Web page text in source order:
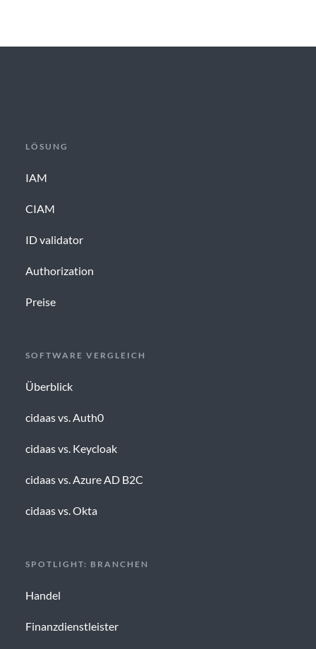
LÖSUNG
IAM
CIAM
ID validator
Authorization
Preise
SOFTWARE VERGLEICH
Überblick
cidaas vs. Auth0
cidaas vs. Keycloak
cidaas vs. Azure AD B2C
cidaas vs. Okta
SPOTLIGHT: BRANCHEN
Handel
Finanzdienstleister